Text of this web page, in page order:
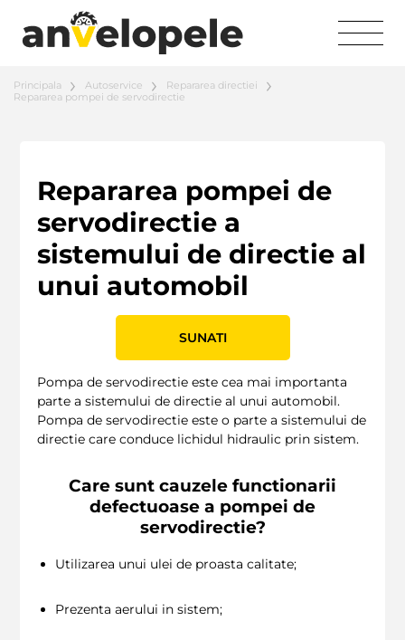
Principala Autoservice
Repararea directiei
Repararea pompei de servodirectie
Repararea pompei de
servodirectie a
sistemului de directie al
unui automobil
SUNATI
Pompa de servodirectie este cea mai importanta
parte a sistemului de directie al unui automobil.
Pompa de servodirectie este o parte a sistemului de
directie care conduce lichidul hidraulic prin sistem.
Care sunt cauzele functionarii
defectuoase a pompei de
servodirectie?
Utilizarea unui ulei de proasta calitate;
Prezenta aerului in sistem;